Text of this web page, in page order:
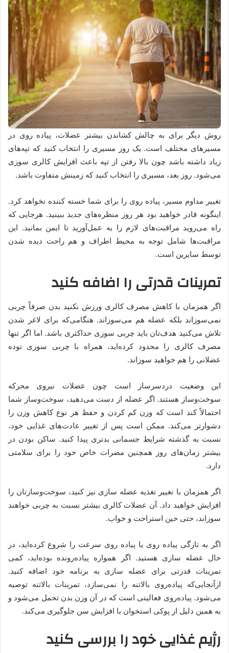
روش دیگر برای به چالش کشاندن بیشتر عضلات، پیاده روی در
مسیرهای مختلف است. یک روز مسیری را انتخاب کنید که تپه‌های
زیاد داشته باشد چون بالا رفتن از تپه باعث افزایش کالری سوزی
می‌شود. روز بعد، مسیری را انتخاب کنید که زمینش متفاوت باشد.
تغییر مداوم مسیر، پیاده روی را برای شما خسته کننده نخواهد کرد.
اینگونه قادر خواهید بود هر روز منظره‌های جدید ببینید. هرجایی که
راه می‌روید مراقبت‌های لازم را به عمل‌آورید تا ایمن بمانید. این
مراقبت‌ها شامل توجه به محیط اطراف و هم راحت دیده شدن
توسط سایرین است.
تمرینات قدرتی را اضافه کنید
اگر همزمان با کاهش مصرف کالری ورزش نکنید بدن صرفاً چربی
نمی‌سوزاند بلکه عضله هم می‌سوزاند. هنگامی‌که برای لاغر شدن
تلاش می‌کنید هدف‌تان باید چربی سوزی حداکثری باشد. اما اگر تنها
مصرف کالری را محدود کرده‌اید، همراه با چربی سوزی توده
عضلانی را هم خواهید سوزاند.
این وضعیت دردسرساز است چون عضلات نیروی محرکه
سوخت‌وساز هستند. اگر عضله از دست می‌دهید، سوخت‌وساز شما
احتمالاً کند است که وزن کم کردن و حفظ هر نوع کاهش وزن را
دشوارتر می‌کند. ممکن است پس از تغییر عادت‌های غذایی خود،
نسبت به گذشته شرایط جسمانی بدتری پیدا کنید. ساکن بودن در
بیشتر زمان‌های روز همچنین مضرات خاص خود را برای سلامتی
دارد.
اگر همزمان با تغییر تغذیه عضله سازی نیز کنید، سوخت‌وسازتان را
افزایش خواهید داد. آن عضلات کالری بیشتر نسبت به چربی خواهند
سوزاند، حتی حین استراحت و خواب.
اگر به تازگی پیاده روی یا پیاده روی سرعت را شروع کرده‌اید، در
حال عضله سازی هستید. اگر همواره پیاده‌رونده بوده‌اید، کمی
تمرینات قدرتی برای عضله سازی به برنامه خود اضافه کنید.
ازآنجایی‌که پیاده‌روی بالاتنه را نمی‌سازد، تمرینات بالاتنه توصیه
می‌شود. پیاده‌روی فعالیتی است که در آن وزن بدن تحمل می‌شود و
به همین دلیل از پوکی استخوان با افزایش سن جلوگیری می‌کند.
رژیم غذایی خود را بررسی کنید